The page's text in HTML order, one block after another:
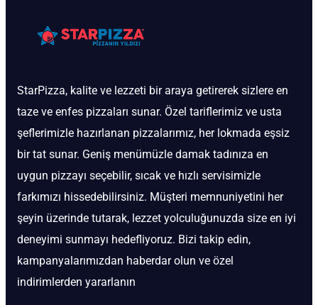
StarPizza, kalite ve lezzeti bir araya getirerek sizlere en
taze ve enfes pizzaları sunar. Özel tariflerimiz ve usta
şeflerimizle hazırlanan pizzalarımız, her lokmada eşsiz
bir tat sunar. Geniş menümüzle damak tadınıza en
uygun pizzayı seçebilir, sıcak ve hızlı servisimizle
farkımızı hissedebilirsiniz. Müşteri memnuniyetini her
şeyin üzerinde tutarak, lezzet yolculuğunuzda size en iyi
deneyimi sunmayı hedefliyoruz. Bizi takip edin,
kampanyalarımızdan haberdar olun ve özel
indirimlerden yararlanın